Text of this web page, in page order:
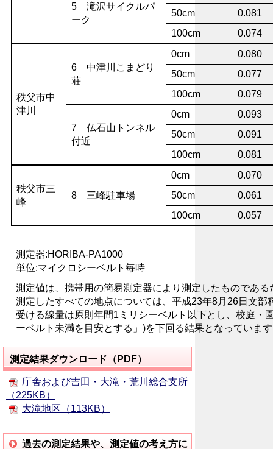
5 滝沢サイクルパ
ーク
50cm
0.081
100cm
0.074
秩父市中
津川
6 中津川こまどり
荘
0cm
0.080
50cm
0.077
100cm
0.079
7 仏石山トンネル
付近
0cm
0.093
50cm
0.091
100cm
0.081
秩父市三
峰
8 三峰駐車場
0cm
0.070
50cm
0.061
100cm
0.057
測定器:HORIBA-PA1000
単位:マイクロシーベルト毎時
測定値は、携帯用の簡易測定器により測定したものであ
測定したすべての地点については、平成23年8月26日文部
受ける線量は原則年間1ミリシーベルト以下とし、校庭・
ーベルト未満を目安とする」)を下回る結果となっていま
測定結果ダウンロード（PDF）
庁舎および吉田・大滝・荒川総合支所
（225KB）
大滝地区（113KB）
過去の測定結果や、測定値の考え方に